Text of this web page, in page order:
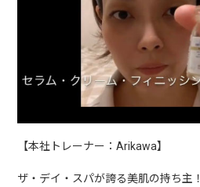
【本社トレーナー：Arikawa】
ザ・デイ・スパが誇る美肌の持ち主！